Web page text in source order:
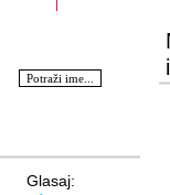
Glasaj: